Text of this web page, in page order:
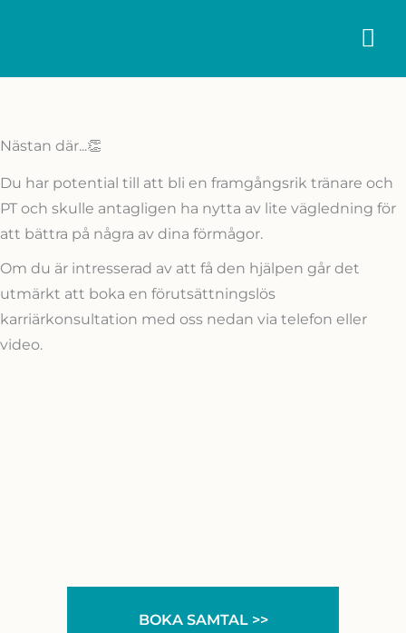
Nästan där...👏
Du har potential till att bli en framgångsrik tränare och
PT och skulle antagligen ha nytta av lite vägledning för
att bättra på några av dina förmågor.
Om du är intresserad av att få den hjälpen går det
utmärkt att boka en förutsättningslös
karriärkonsultation med oss nedan via telefon eller
video.
BOKA SAMTAL >>